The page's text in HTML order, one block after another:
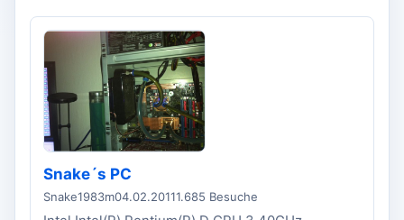
Snake´s PC
Snake1983m04.02.20111.685 Besuche